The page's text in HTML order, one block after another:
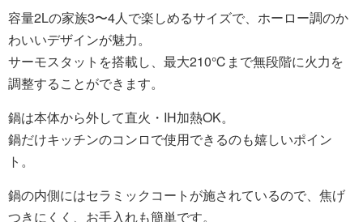
容量2Lの家族3〜4人で楽しめるサイズで、ホーロー調のか
わいいデザインが魅力。
サーモスタットを搭載し、最大210℃まで無段階に火力を
調整することができます。
鍋は本体から外して直火・IH加熱OK。
鍋だけキッチンのコンロで使用できるのも嬉しいポイン
ト。
鍋の内側にはセラミックコートが施されているので、焦げ
つきにくく、お手入れも簡単です。